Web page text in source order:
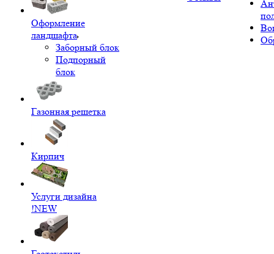
Оформление
ландшафта
Заборный блок
Подпорный
блок
Газонная решетка
Кирпич
Услуги дизайна
!NEW